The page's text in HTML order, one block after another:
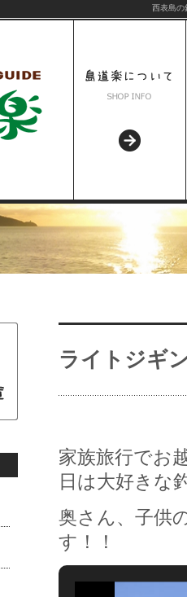
西表島の
ライトジギ
家族旅行でお
日は大好きな
奥さん、子供
す！！